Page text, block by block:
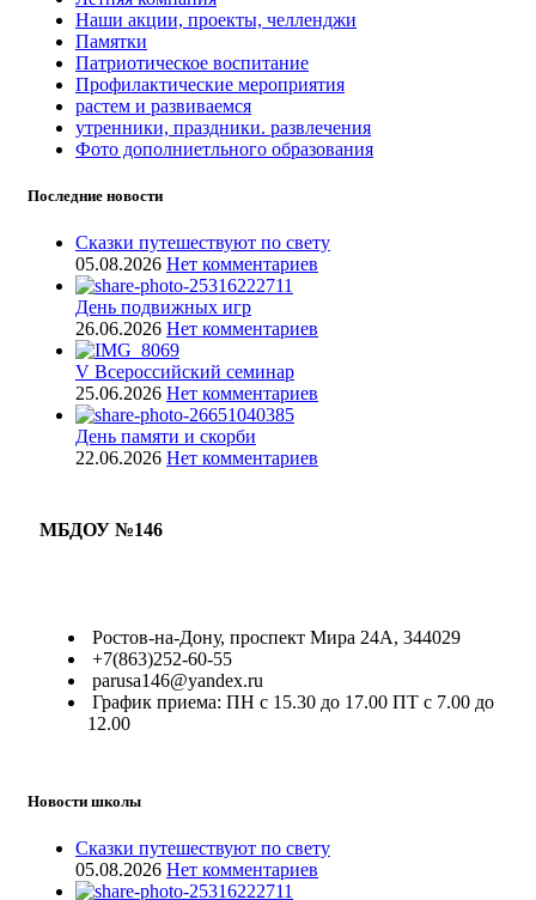
Наши акции, проекты, челленджи
Памятки
Патриотическое воспитание
Профилактические мероприятия
растем и развиваемся
утренники, праздники. развлечения
Фото дополниетльного образования
Последние новости
Сказки путешествуют по свету
05.08.2026 Нет комментариев
День подвижных игр
26.06.2026 Нет комментариев
V Всероссийский семинар
25.06.2026 Нет комментариев
День памяти и скорби
22.06.2026 Нет комментариев
МБДОУ №146
Ростов-на-Дону, проспект Мира 24А, 344029
+7(863)252-60-55
parusa146@yandex.ru
График приема: ПН с 15.30 до 17.00 ПТ с 7.00 до
12.00
Новости школы
Сказки путешествуют по свету
05.08.2026 Нет комментариев